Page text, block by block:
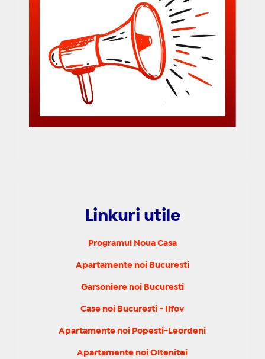
Linkuri utile
Programul Noua Casa
Apartamente noi Bucuresti
Garsoniere noi Bucuresti
Case noi Bucuresti - Ilfov
Apartamente noi Popesti-Leordeni
Apartamente noi Oltenitei